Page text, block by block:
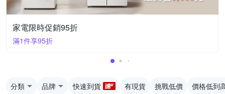
家電限時促銷95折
滿1件享95折
分類 品牌 快速到貨 有現貨 挑戰低價 價格低到